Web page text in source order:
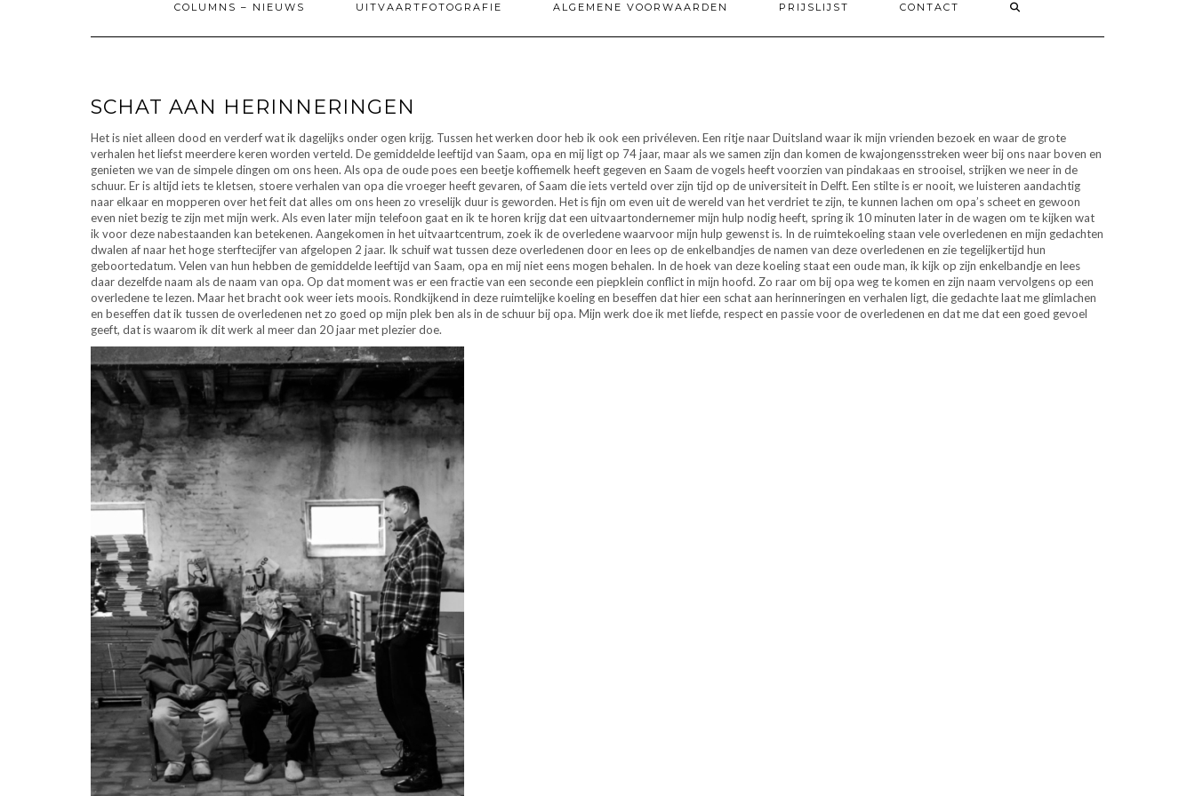
COLUMNS – NIEUWS UITVAARTFOTOGRAFIE ALGEMENE VOORWAARDEN PRIJSLIJST CONTACT
SCHAT AAN HERINNERINGEN
Het is niet alleen dood en verderf wat ik dagelijks onder ogen krijg. Tussen het werken door heb ik ook een privéleven. Een ritje naar Duitsland waar ik mijn vrienden bezoek en waar de grote
verhalen het liefst meerdere keren worden verteld. De gemiddelde leeftijd van Saam, opa en mij ligt op 74 jaar, maar als we samen zijn dan komen de kwajongensstreken weer bij ons naar boven en
genieten we van de simpele dingen om ons heen. Als opa de oude poes een beetje koffiemelk heeft gegeven en Saam de vogels heeft voorzien van pindakaas en strooisel, strijken we neer in de
schuur. Er is altijd iets te kletsen, stoere verhalen van opa die vroeger heeft gevaren, of Saam die iets verteld over zijn tijd op de universiteit in Delft. Een stilte is er nooit, we luisteren aandachtig
naar elkaar en mopperen over het feit dat alles om ons heen zo vreselijk duur is geworden. Het is fijn om even uit de wereld van het verdriet te zijn, te kunnen lachen om opa’s scheet en gewoon
even niet bezig te zijn met mijn werk. Als even later mijn telefoon gaat en ik te horen krijg dat een uitvaartondernemer mijn hulp nodig heeft, spring ik 10 minuten later in de wagen om te kijken wat
ik voor deze nabestaanden kan betekenen. Aangekomen in het uitvaartcentrum, zoek ik de overledene waarvoor mijn hulp gewenst is. In de ruimtekoeling staan vele overledenen en mijn gedachten
dwalen af naar het hoge sterftecijfer van afgelopen 2 jaar. Ik schuif wat tussen deze overledenen door en lees op de enkelbandjes de namen van deze overledenen en zie tegelijkertijd hun
geboortedatum. Velen van hun hebben de gemiddelde leeftijd van Saam, opa en mij niet eens mogen behalen. In de hoek van deze koeling staat een oude man, ik kijk op zijn enkelbandje en lees
daar dezelfde naam als de naam van opa. Op dat moment was er een fractie van een seconde een piepklein conflict in mijn hoofd. Zo raar om bij opa weg te komen en zijn naam vervolgens op een
overledene te lezen. Maar het bracht ook weer iets moois. Rondkijkend in deze ruimtelijke koeling en beseffen dat hier een schat aan herinneringen en verhalen ligt, die gedachte laat me glimlachen
en beseffen dat ik tussen de overledenen net zo goed op mijn plek ben als in de schuur bij opa. Mijn werk doe ik met liefde, respect en passie voor de overledenen en dat me dat een goed gevoel
geeft, dat is waarom ik dit werk al meer dan 20 jaar met plezier doe.